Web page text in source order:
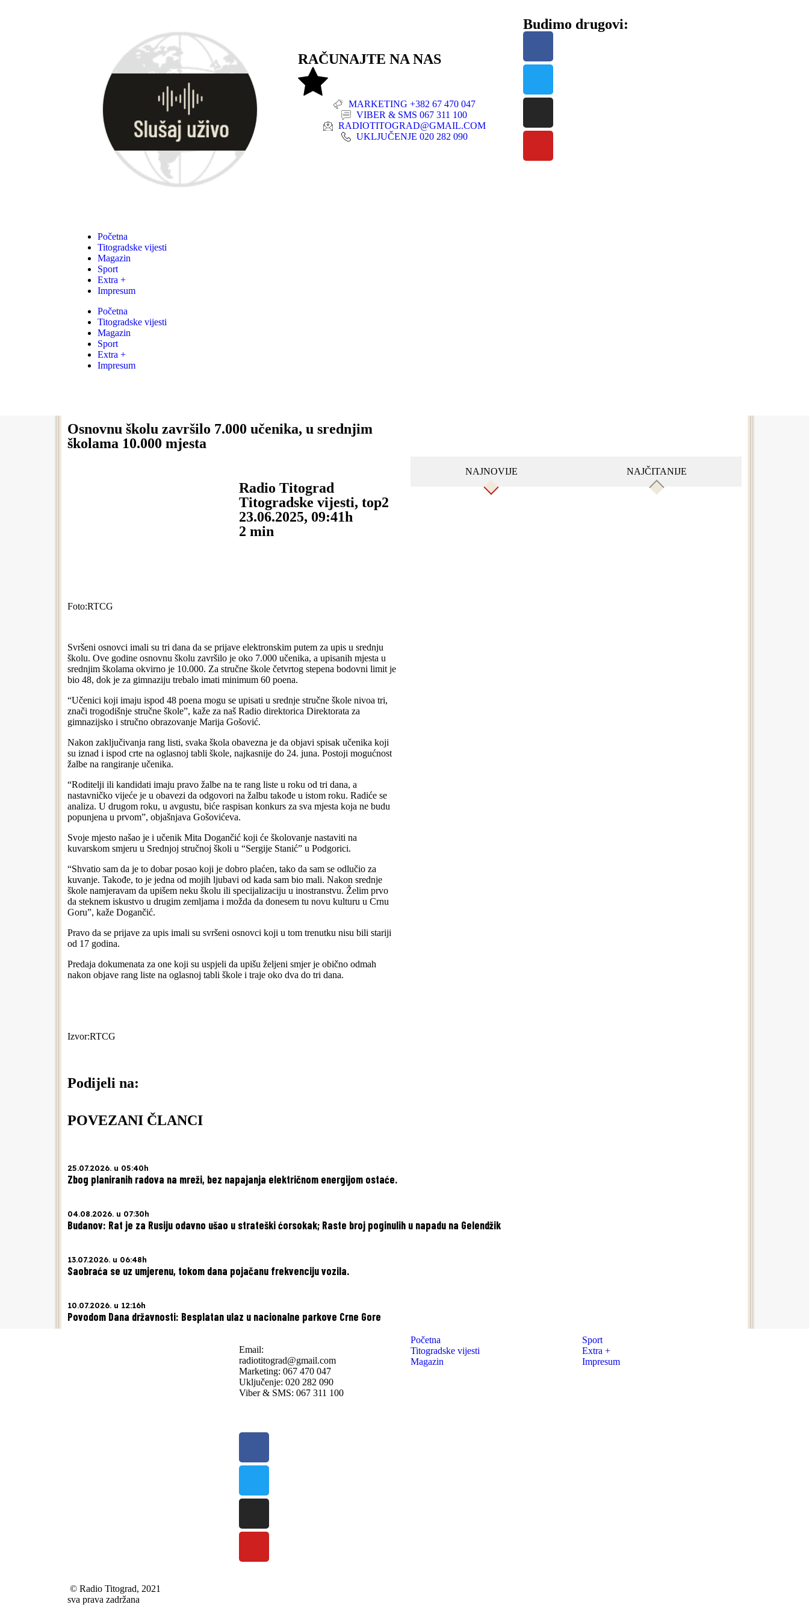
RAČUNAJTE NA NAS
MARKETING +382 67 470 047
VIBER & SMS 067 311 100
RADIOTITOGRAD@GMAIL.COM
UKLJUČENJE 020 282 090
Budimo drugovi:
Početna
Titogradske vijesti
Magazin
Sport
Extra +
Impresum
Početna
Titogradske vijesti
Magazin
Sport
Extra +
Impresum
Osnovnu školu završilo 7.000 učenika, u srednjim
školama 10.000 mjesta
Radio Titograd
Titogradske vijesti, top2
23.06.2025, 09:41h
2 min
Foto:RTCG
Svršeni osnovci imali su tri dana da se prijave elektronskim putem za upis u srednju
školu. Ove godine osnovnu školu završilo je oko 7.000 učenika, a upisanih mjesta u
srednjim školama okvirno je 10.000. Za stručne škole četvrtog stepena bodovni limit je
bio 48, dok je za gimnaziju trebalo imati minimum 60 poena.
“Učenici koji imaju ispod 48 poena mogu se upisati u srednje stručne škole nivoa tri,
znači trogodišnje stručne škole”, kaže za naš Radio direktorica Direktorata za
gimnazijsko i stručno obrazovanje Marija Gošović.
Nakon zaključivanja rang listi, svaka škola obavezna je da objavi spisak učenika koji
su iznad i ispod crte na oglasnoj tabli škole, najkasnije do 24. juna. Postoji mogućnost
žalbe na rangiranje učenika.
“Roditelji ili kandidati imaju pravo žalbe na te rang liste u roku od tri dana, a
nastavničko vijeće je u obavezi da odgovori na žalbu takođe u istom roku. Radiće se
analiza. U drugom roku, u avgustu, biće raspisan konkurs za sva mjesta koja ne budu
popunjena u prvom”, objašnjava Gošovićeva.
Svoje mjesto našao je i učenik Mita Dogančić koji će školovanje nastaviti na
kuvarskom smjeru u Srednjoj stručnoj školi u “Sergije Stanić” u Podgorici.
“Shvatio sam da je to dobar posao koji je dobro plaćen, tako da sam se odlučio za
kuvanje. Takođe, to je jedna od mojih ljubavi od kada sam bio mali. Nakon srednje
škole namjeravam da upišem neku školu ili specijalizaciju u inostranstvu. Želim prvo
da steknem iskustvo u drugim zemljama i možda da donesem tu novu kulturu u Crnu
Goru”, kaže Dogančić.
Pravo da se prijave za upis imali su svršeni osnovci koji u tom trenutku nisu bili stariji
od 17 godina.
Predaja dokumenata za one koji su uspjeli da upišu željeni smjer je obično odmah
nakon objave rang liste na oglasnoj tabli škole i traje oko dva do tri dana.
Izvor:RTCG
Podijeli na:
NAJNOVIJE NAJČITANIJE
POVEZANI ČLANCI
25.07.2026. u 05:40h
Zbog planiranih radova na mreži, bez napajanja električnom energijom ostaće.
04.08.2026. u 07:30h
Budanov: Rat je za Rusiju odavno ušao u strateški ćorsokak; Raste broj poginulih u napadu na Gelendžik
13.07.2026. u 06:48h
Saobraća se uz umjerenu, tokom dana pojačanu frekvenciju vozila.
10.07.2026. u 12:16h
Povodom Dana državnosti: Besplatan ulaz u nacionalne parkove Crne Gore
Email:
radiotitograd@gmail.com
Marketing: 067 470 047
Uključenje: 020 282 090
Viber & SMS: 067 311 100
Početna
Titogradske vijesti
Magazin
Sport
Extra +
Impresum
© Radio Titograd, 2021
sva prava zadržana